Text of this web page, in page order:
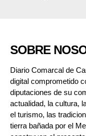
SOBRE
Diario Comarcal de
digital comprometido
diputaciones de su
actualidad, la cultura,
el turismo, las
tierra bañada por el